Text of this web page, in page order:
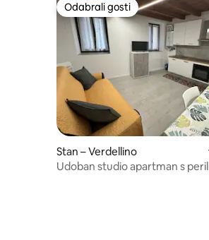
Odabrali gosti
Odabrali gosti
Stan – Verdellino
Udoban studio apartman s